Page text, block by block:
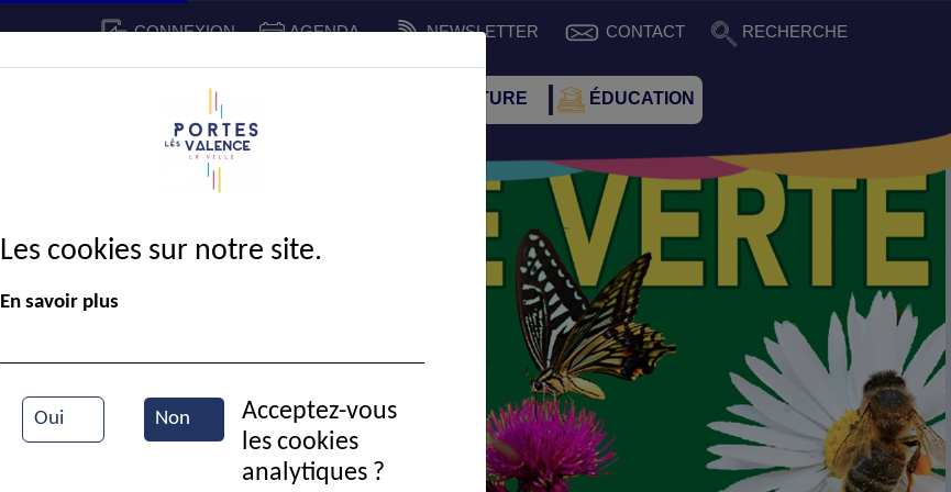
CONNEXION AGENDA NEWSLETTER CONTACT RECHERCHE
CADRE DE VIE SPORT ET CULTURE ÉDUCATION
Semaine verte
Les cookies sur notre site.
En savoir plus
Oui Non
Acceptez-vous
les cookies
analytiques ?